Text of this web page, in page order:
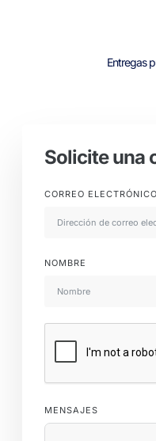
Entregas
Solicite una
CORREO ELECTRÓNICO
NOMBRE
MENSAJES